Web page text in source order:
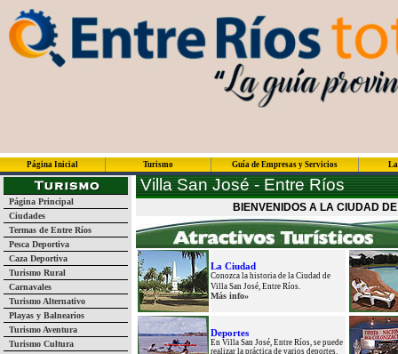
Página Inicial Turismo Guía de Empresas y Servicios
Página Principal
Ciudades
Termas de Entre Ríos
Pesca Deportiva
Caza Deportiva
Turismo Rural
Carnavales
Turismo Alternativo
Playas y Balnearios
Turismo Aventura
Turismo Cultura
Villa San José - Entre Ríos
BIENVENIDOS A LA CIUDAD
La Ciudad
Conozca la historia de la Ciudad de
Villa San José, Entre Ríos.
Más info»
Deportes
En Villa San José, Entre Ríos, se puede
realizar la práctica de varios deportes.